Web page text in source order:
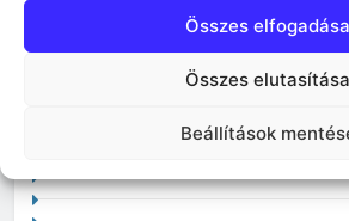
Összes elfogadása
Összes elutasítása
Beállítások